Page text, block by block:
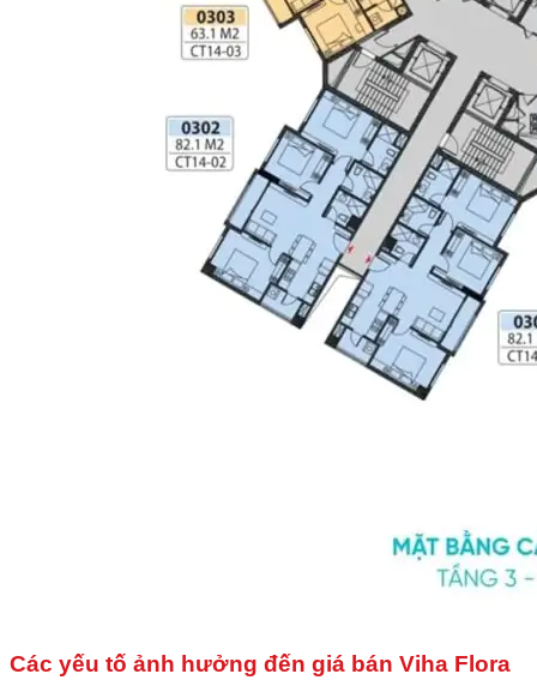
Các yếu tố ảnh hưởng đến giá bán Viha Flora